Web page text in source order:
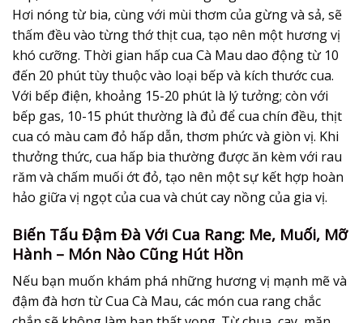
Hơi nóng từ bia, cùng với mùi thơm của gừng và sả, sẽ
thấm đều vào từng thớ thịt cua, tạo nên một hương vị
khó cưỡng. Thời gian hấp cua Cà Mau dao động từ 10
đến 20 phút tùy thuộc vào loại bếp và kích thước cua.
Với bếp điện, khoảng 15-20 phút là lý tưởng; còn với
bếp gas, 10-15 phút thường là đủ để cua chín đều, thịt
cua có màu cam đỏ hấp dẫn, thơm phức và giòn vị. Khi
thưởng thức, cua hấp bia thường được ăn kèm với rau
răm và chấm muối ớt đỏ, tạo nên một sự kết hợp hoàn
hảo giữa vị ngọt của cua và chút cay nồng của gia vị.
Biến Tấu Đậm Đà Với Cua Rang: Me, Muối, Mỡ
Hành – Món Nào Cũng Hút Hồn
Nếu bạn muốn khám phá những hương vị mạnh mẽ và
đậm đà hơn từ Cua Cà Mau, các món cua rang chắc